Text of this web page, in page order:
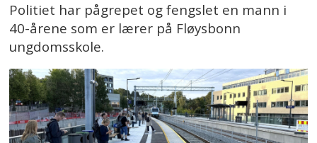
Politiet har pågrepet og fengslet en mann i
40-årene som er lærer på Fløysbonn
ungdomsskole.